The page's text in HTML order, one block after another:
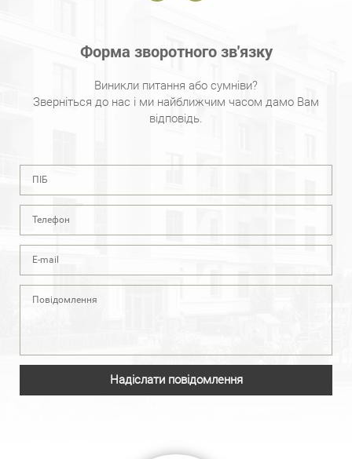
Форма зворотного зв'язку
Виникли питання або сумніви?
Зверніться до нас і ми найближчим часом дамо Вам
відповідь.
Надіслати повідомлення